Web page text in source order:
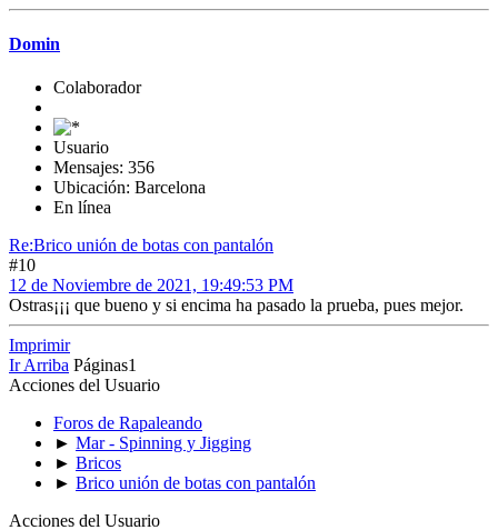
Domin
Colaborador
Usuario
Mensajes: 356
Ubicación: Barcelona
En línea
Re:Brico unión de botas con pantalón
#10
12 de Noviembre de 2021, 19:49:53 PM
Ostras¡¡¡ que bueno y si encima ha pasado la prueba, pues mejor.
Imprimir
Ir Arriba Páginas1
Acciones del Usuario
Foros de Rapaleando
► Mar - Spinning y Jigging
► Bricos
► Brico unión de botas con pantalón
Acciones del Usuario